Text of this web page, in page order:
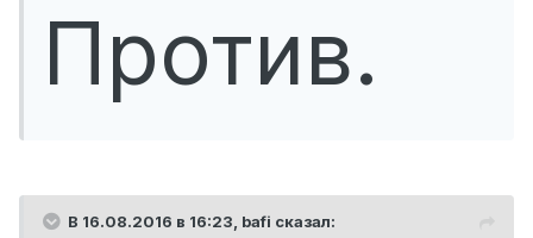
Против.
В 16.08.2016 в 16:23, bafi сказал: